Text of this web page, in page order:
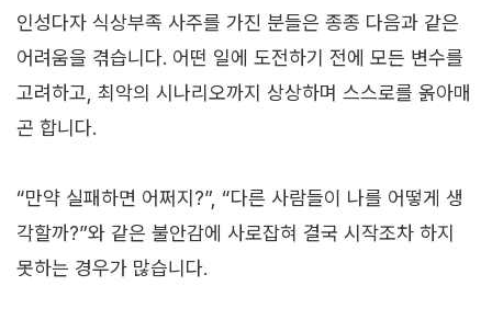
인성다자 식상부족 사주를 가진 분들은 종종 다음과 같은
어려움을 겪습니다. 어떤 일에 도전하기 전에 모든 변수를
고려하고, 최악의 시나리오까지 상상하며 스스로를 옭아매
곤 합니다.
“만약 실패하면 어쩌지?”, “다른 사람들이 나를 어떻게 생
각할까?”와 같은 불안감에 사로잡혀 결국 시작조차 하지
못하는 경우가 많습니다.